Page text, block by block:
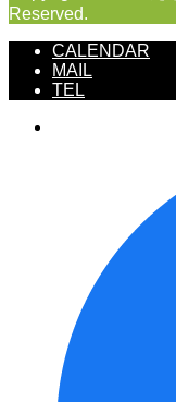
Reserved.
CALENDAR
MAIL
TEL